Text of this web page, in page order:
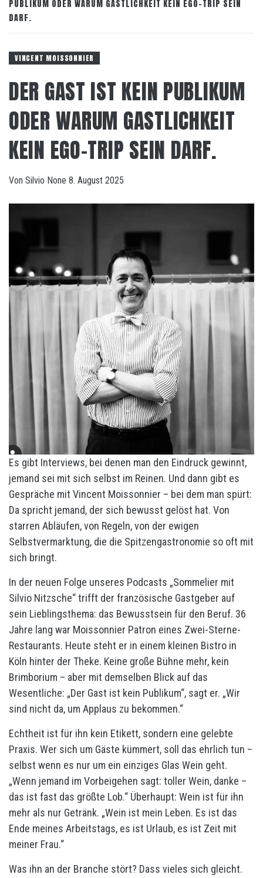
PUBLIKUM ODER WARUM GASTLICHKEIT KEIN EGO-TRIP SEIN
DARF.
VINCENT MOISSONNIER
DER GAST IST KEIN PUBLIKUM
ODER WARUM GASTLICHKEIT
KEIN EGO-TRIP SEIN DARF.
Von Silvio None 8. August 2025
Es gibt Interviews, bei denen man den Eindruck gewinnt,
jemand sei mit sich selbst im Reinen. Und dann gibt es
Gespräche mit Vincent Moissonnier – bei dem man spürt:
Da spricht jemand, der sich bewusst gelöst hat. Von
starren Abläufen, von Regeln, von der ewigen
Selbstvermarktung, die die Spitzengastronomie so oft mit
sich bringt.
In der neuen Folge unseres Podcasts „Sommelier mit
Silvio Nitzsche“ trifft der französische Gastgeber auf
sein Lieblingsthema: das Bewusstsein für den Beruf. 36
Jahre lang war Moissonnier Patron eines Zwei-Sterne-
Restaurants. Heute steht er in einem kleinen Bistro in
Köln hinter der Theke. Keine große Bühne mehr, kein
Brimborium – aber mit demselben Blick auf das
Wesentliche: „Der Gast ist kein Publikum“, sagt er. „Wir
sind nicht da, um Applaus zu bekommen.“
Echtheit ist für ihn kein Etikett, sondern eine gelebte
Praxis. Wer sich um Gäste kümmert, soll das ehrlich tun –
selbst wenn es nur um ein einziges Glas Wein geht.
„Wenn jemand im Vorbeigehen sagt: toller Wein, danke –
das ist fast das größte Lob.“ Überhaupt: Wein ist für ihn
mehr als nur Getränk. „Wein ist mein Leben. Es ist das
Ende meines Arbeitstags, es ist Urlaub, es ist Zeit mit
meiner Frau.“
Was ihn an der Branche stört? Dass vieles sich gleicht.